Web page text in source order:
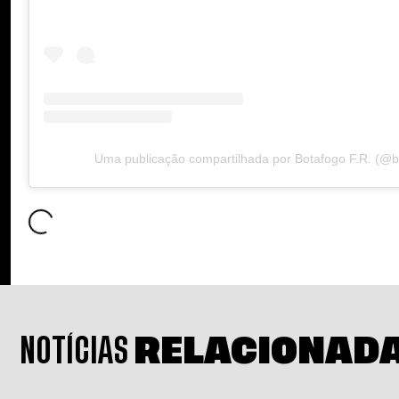
Uma publicação compartilhada por Botafogo F.R.
NOTÍCIAS